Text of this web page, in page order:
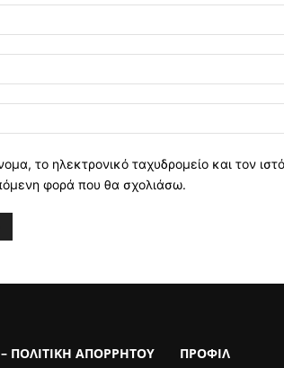
το ηλεκτρονικό ταχυδρομείο και τον
φορά που θα σχολιάσω.
ΠΟΛΙΤΙΚΗ ΑΠΟΡΡΗΤΟΥ ΠΡΟΦΙΛ